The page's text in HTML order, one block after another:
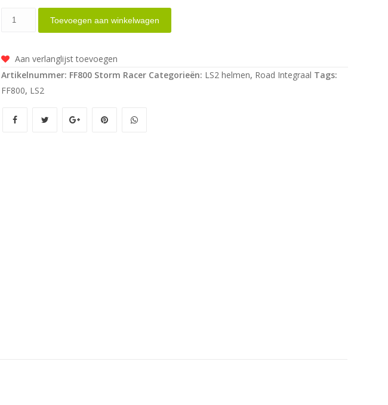
LS2
aantal
Toevoegen aan winkelwagen
Aan verlanglijst toevoegen
Artikelnummer: FF800 Storm Racer Categorieën: LS2 helmen, Road Integraal Tags:
FF800, LS2